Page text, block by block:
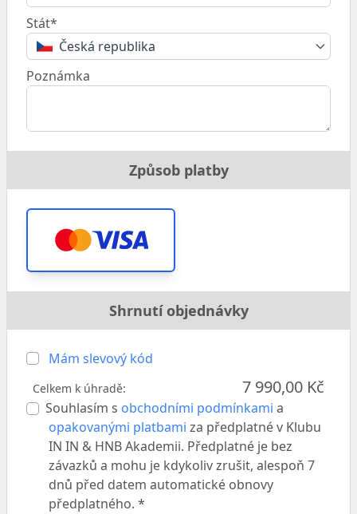
Stát*
Česká republika
Poznámka
Způsob platby
Shrnutí objednávky
Mám slevový kód
Celkem k úhradě: 7 990,00 Kč
Souhlasím s obchodními podmínkami a
opakovanými platbami za předplatné v Klubu
IN IN & HNB Akademii. Předplatné je bez
závazků a mohu je kdykoliv zrušit, alespoň 7
dnů před datem automatické obnovy
předplatného. *